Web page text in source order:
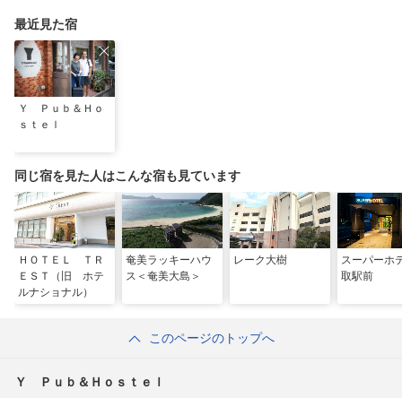
最近見た宿
Ｙ Ｐｕｂ＆Ｈｏ
ｓｔｅｌ
同じ宿を見た人はこんな宿も見ています
ＨＯＴＥＬ ＴＲ
ＥＳＴ（旧 ホテ
ルナショナル）
奄美ラッキーハウ
ス＜奄美大島＞
レーク大樹
スーパーホ
取駅前
このページのトップへ
Ｙ Ｐｕｂ＆Ｈｏｓｔｅｌ